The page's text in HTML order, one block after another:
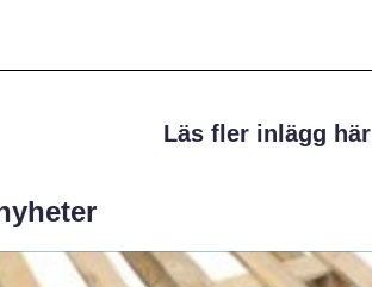
Läs fler inlägg här